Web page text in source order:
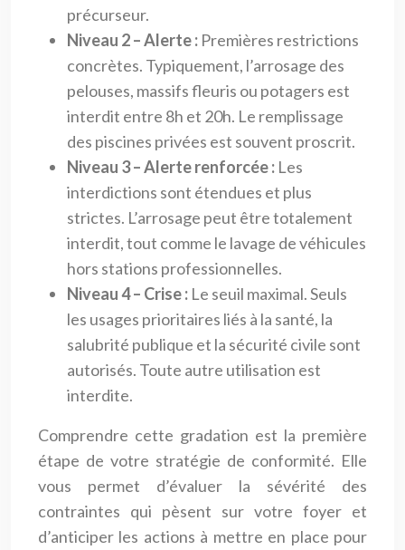
précurseur.
Niveau 2 – Alerte : Premières restrictions
concrètes. Typiquement, l’arrosage des
pelouses, massifs fleuris ou potagers est
interdit entre 8h et 20h. Le remplissage
des piscines privées est souvent proscrit.
Niveau 3 – Alerte renforcée : Les
interdictions sont étendues et plus
strictes. L’arrosage peut être totalement
interdit, tout comme le lavage de véhicules
hors stations professionnelles.
Niveau 4 – Crise : Le seuil maximal. Seuls
les usages prioritaires liés à la santé, la
salubrité publique et la sécurité civile sont
autorisés. Toute autre utilisation est
interdite.
Comprendre cette gradation est la première
étape de votre stratégie de conformité. Elle
vous permet d’évaluer la sévérité des
contraintes qui pèsent sur votre foyer et
d’anticiper les actions à mettre en place pour